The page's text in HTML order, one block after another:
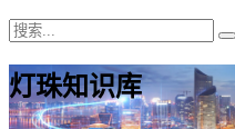
灯珠知识库